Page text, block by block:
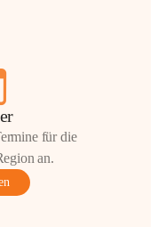
für die
an.